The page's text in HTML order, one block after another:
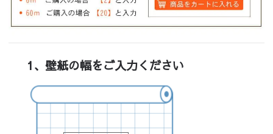
1、壁紙の幅をご入力ください